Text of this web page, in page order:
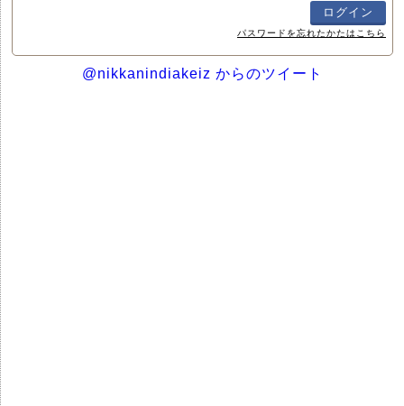
パスワードを忘れたかたはこちら
@nikkanindiakeiz からのツイート